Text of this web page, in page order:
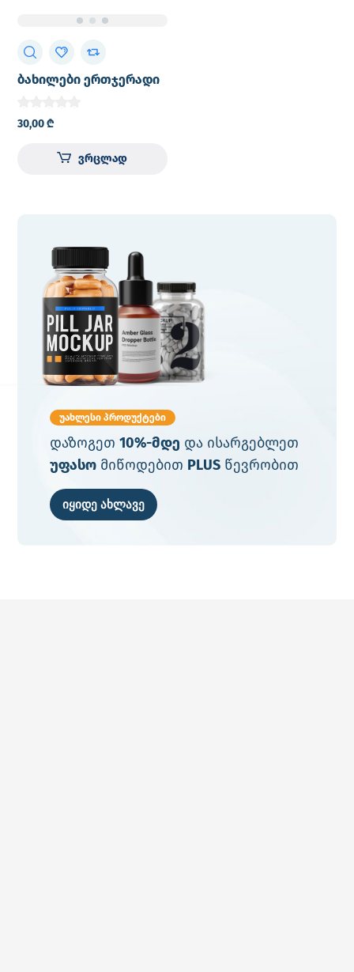
ბახილები ერთჯერადი
30,00₾
ვრცლად
უახლესი პროდუქტები
დაზოგეთ 10%-მდე და ისარგებლეთ
უფასომიწოდებით PLUSწევრობით
იყიდე ახლავე